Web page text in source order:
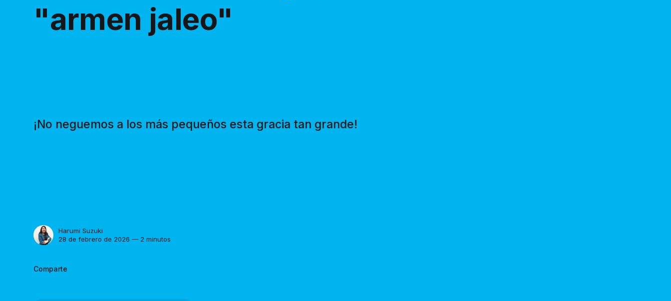
"armen jaleo"
¡No neguemos a los más pequeños esta gracia tan grande!
Harumi Suzuki
28 de febrero de 2026 — 2 minutos
Comparte